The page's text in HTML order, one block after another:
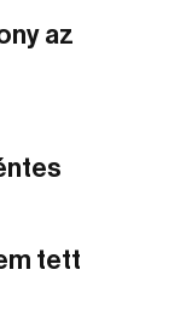
az
tett